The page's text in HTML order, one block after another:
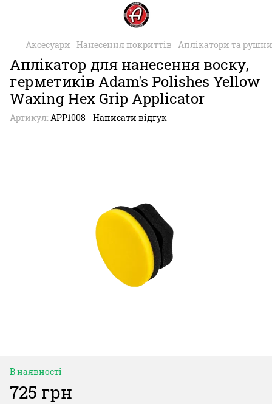
Аксесуари Нанесення покриттів Аплікатори та
Аплікатор для нанесення воску,
герметиків Adam's Polishes Yellow
Waxing Hex Grip Applicator
Артикул:APP1008 Написати відгук
В наявності
725 грн